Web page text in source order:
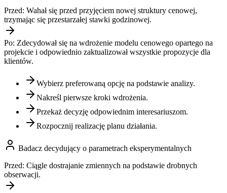
Przed: Wahał się przed przyjęciem nowej struktury cenowej,
trzymając się przestarzałej stawki godzinowej.
Po: Zdecydował się na wdrożenie modelu cenowego opartego na
projekcie i odpowiednio zaktualizował wszystkie propozycje dla
klientów.
Wybierz preferowaną opcję na podstawie analizy.
Nakreśl pierwsze kroki wdrożenia.
Przekaż decyzję odpowiednim interesariuszom.
Rozpocznij realizację planu działania.
Badacz decydujący o parametrach eksperymentalnych
Przed: Ciągle dostrajanie zmiennych na podstawie drobnych
obserwacji.